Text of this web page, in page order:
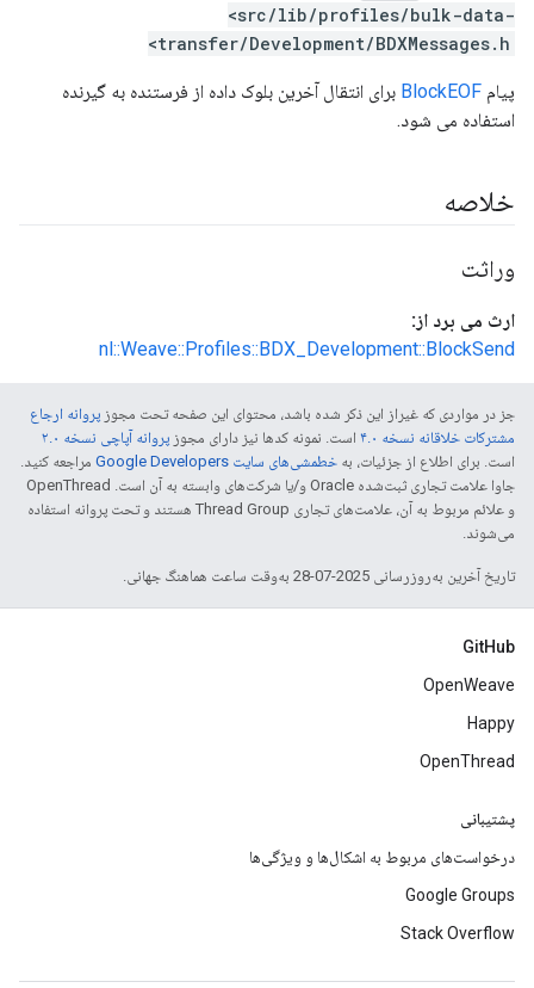
<src/lib/profiles/bulk-data-
transfer/Development/BDXMessages.h>
پیام BlockEOF برای انتقال آخرین بلوک داده از فرستنده به گیرنده
استفاده می شود.
خلاصه
وراثت
ارث می برد از:
nl::Weave::Profiles::BDX_Development::BlockSend
جز در مواردی که غیراز این ذکر شده باشد، محتوای این صفحه تحت مجوز پروانه ارجاع
مشترکات خلاقانه نسخه ۴.۰
است. نمونه کدها نیز دارای مجوز پروانه آپاچی نسخه ۲.۰
است. برای اطلاع از جزئیات، به خطمشی‌های سایت Google Developers‏
مراجعه کنید.
جاوا علامت تجاری ثبت‌شده Oracle و/یا شرکت‌های وابسته به آن است. ‫OpenThread
و علائم مربوط به آن، علامت‌های تجاری Thread Group هستند و تحت پروانه استفاده
می‌شوند.
تاریخ آخرین به‌روزرسانی 2025-07-28 به‌وقت ساعت هماهنگ جهانی.
GitHub
OpenWeave
Happy
OpenThread
پشتیبانی
درخواست‌های مربوط به اشکال‌ها و ویژگی‌ها
Google Groups
Stack Overflow